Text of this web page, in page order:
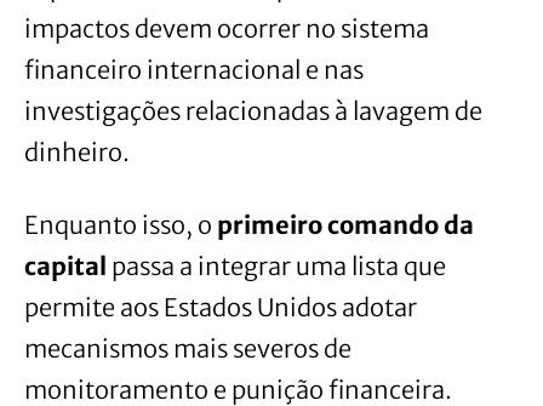
impactos devem ocorrer no sistema
financeiro internacional e nas
investigações relacionadas à lavagem de
dinheiro.
Enquanto isso, o primeiro comando da
capital passa a integrar uma lista que
permite aos Estados Unidos adotar
mecanismos mais severos de
monitoramento e punição financeira.